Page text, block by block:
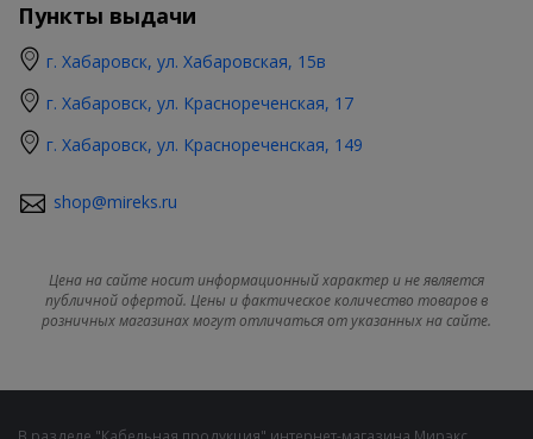
Пункты выдачи
г. Хабаровск, ул. Хабаровская, 15в
г. Хабаровск, ул. Краснореченская, 17
г. Хабаровск, ул. Краснореченская, 149
shop@mireks.ru
Цена на сайте носит информационный характер и не является
публичной офертой. Цены и фактическое количество товаров в
розничных магазинах могут отличаться от указанных на сайте.